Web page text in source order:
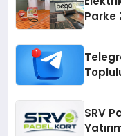
Parke
SRV